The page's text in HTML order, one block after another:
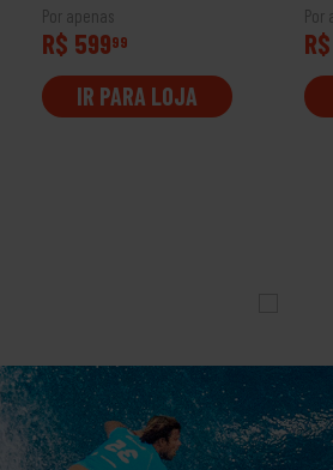
Por apenas
R$ 59999
IR PARA LOJA
Por